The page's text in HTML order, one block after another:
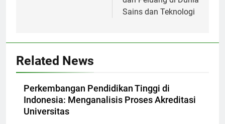
Sains dan Teknologi
Related News
Perkembangan Pendidikan Tinggi di
Indonesia: Menganalisis Proses Akreditasi
Universitas